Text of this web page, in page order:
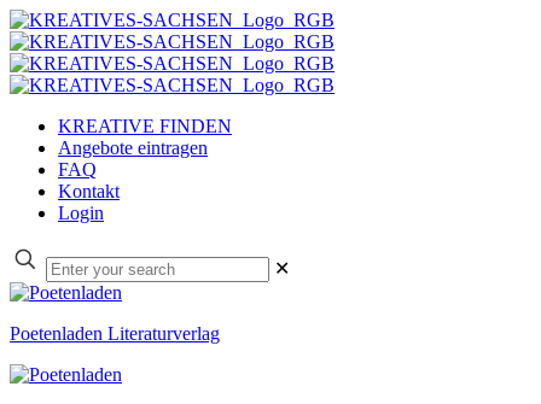
KREATIVE FINDEN
Angebote eintragen
FAQ
Kontakt
Login
✕
Poetenladen Literaturverlag